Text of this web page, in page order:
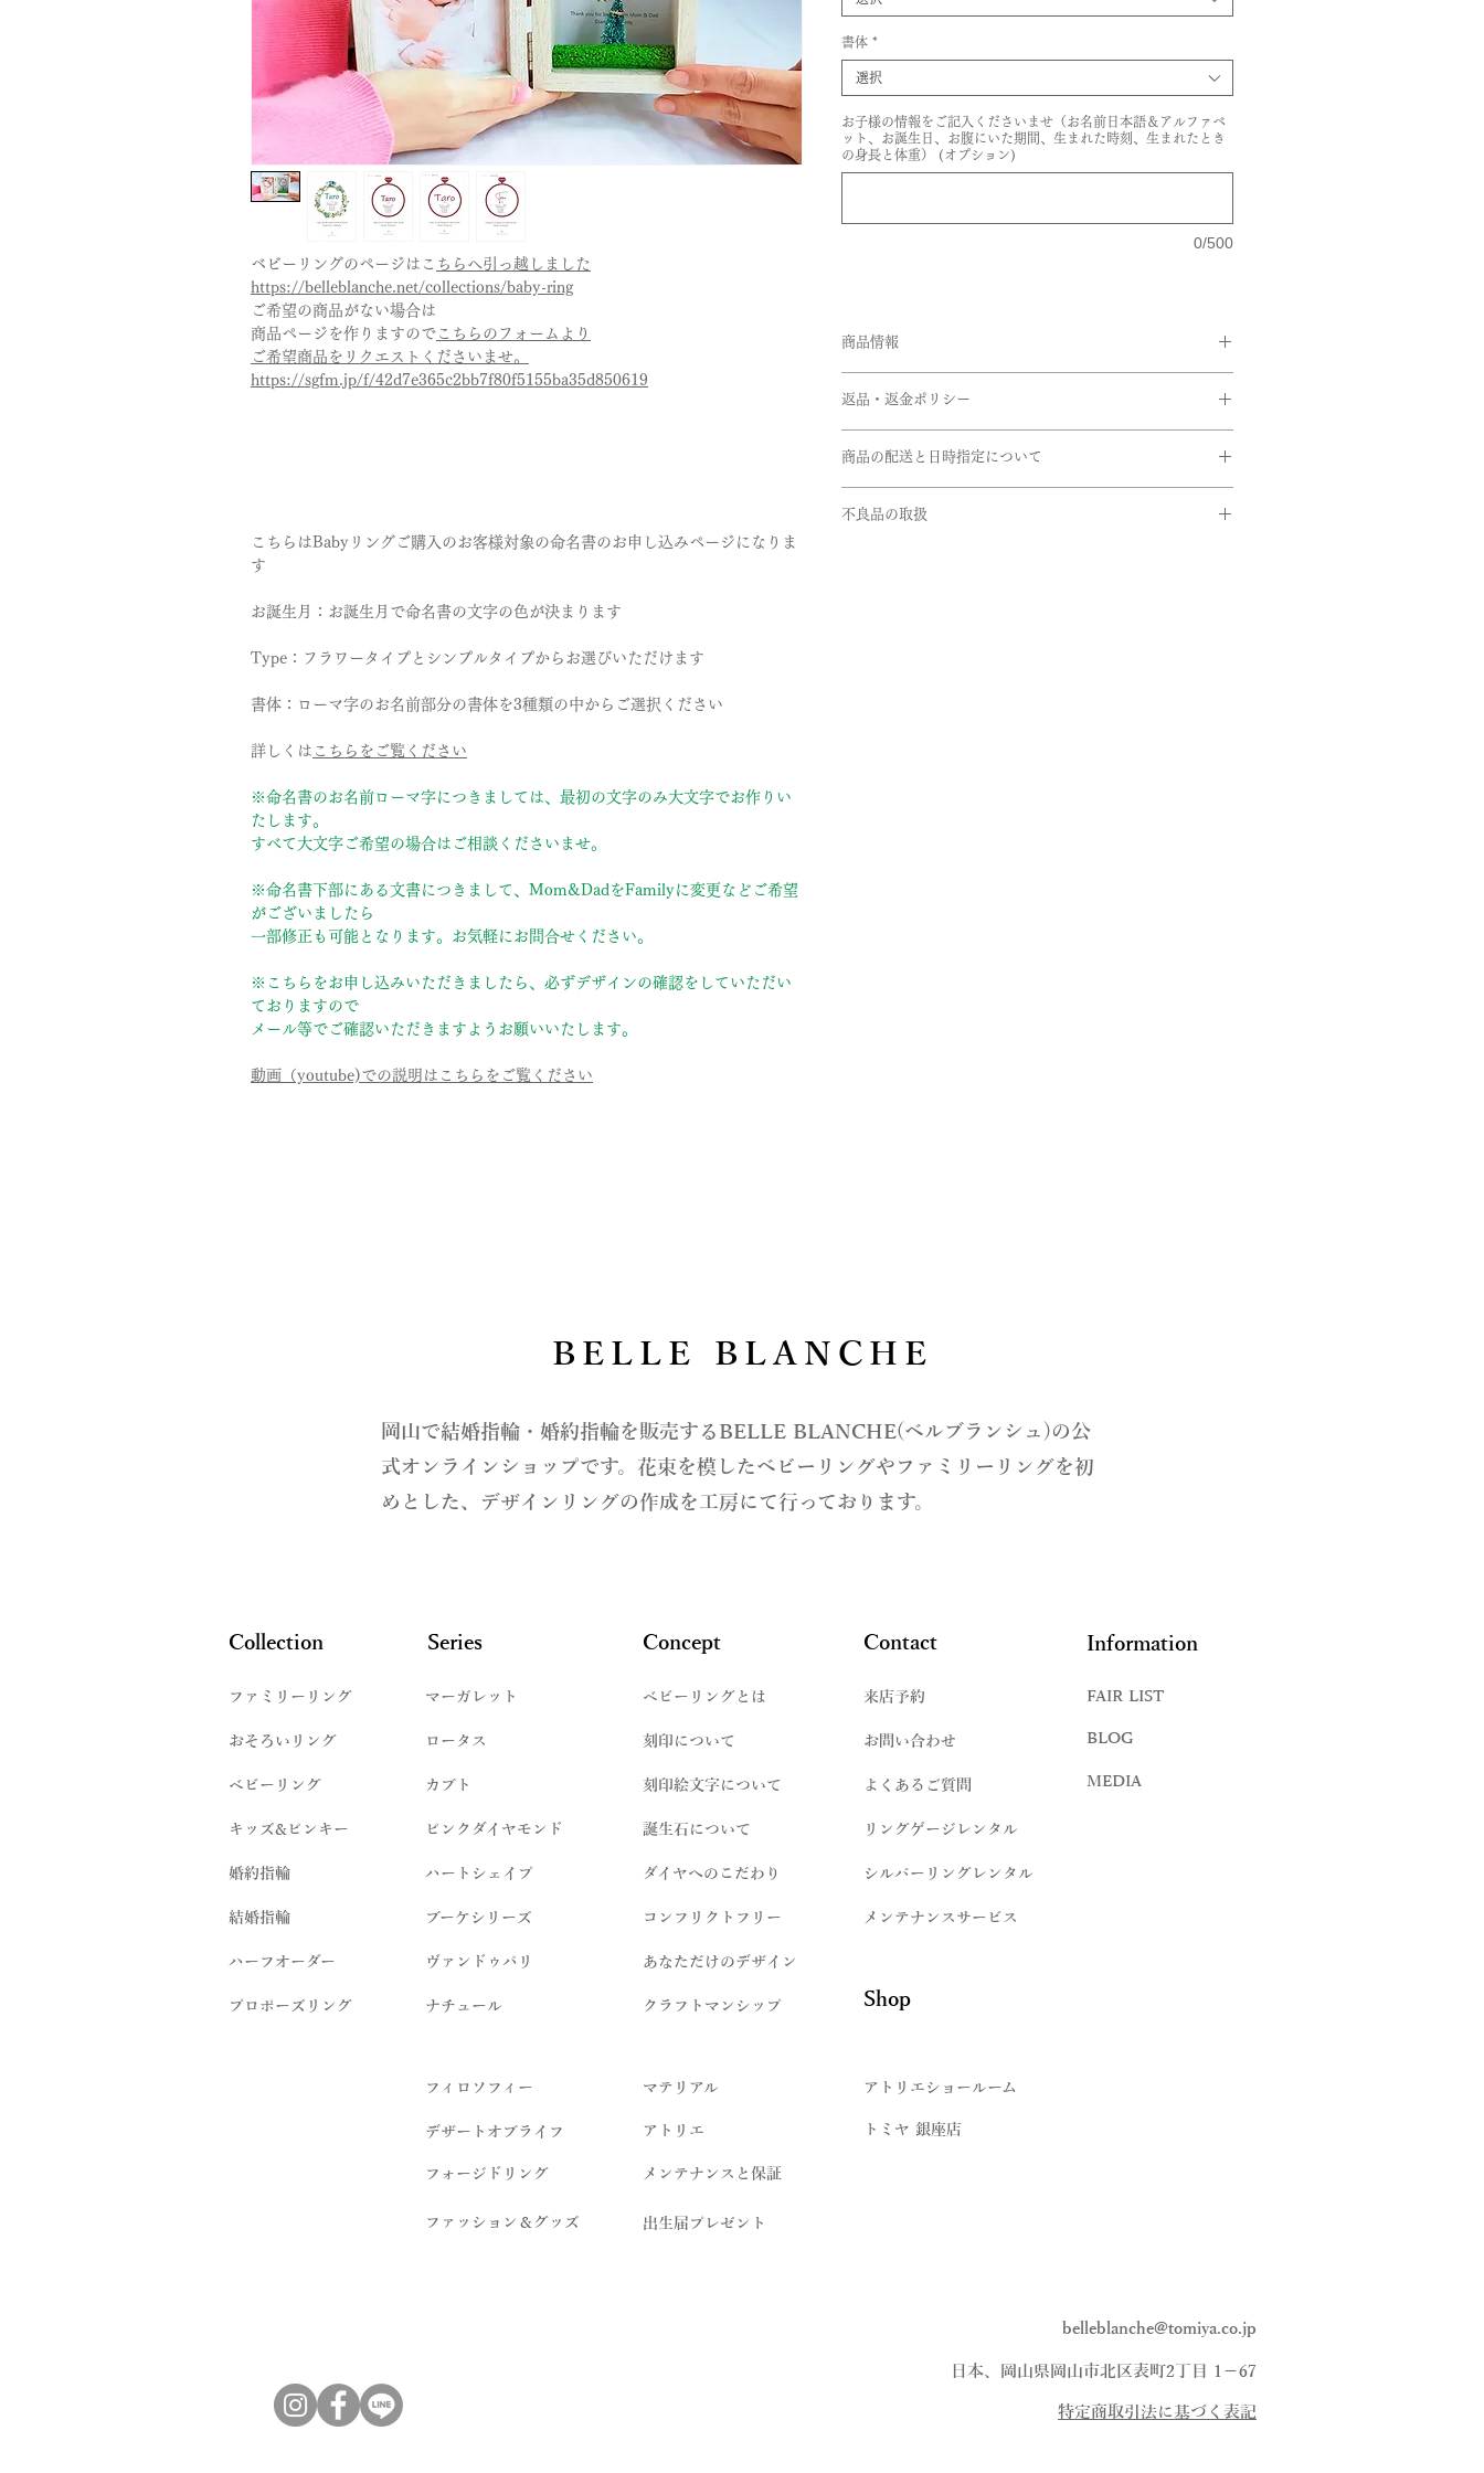
ベビーリングのページはこ ちらへ引っ越しました
https://belleblanche.net/collections/baby-ring
ご希望の商品がない場合は
商品ページを作りますので こちらのフォームより
ご希望商品をリクエストくださいませ。
https://sgfm.jp/f/42d7e365c2bb7f80f5155ba35d850619
こちらはBabyリングご購入のお客様対象の命名書のお申し込みページになりま
す
お誕生月：お誕生月で命名書の文字の色が決まります
Type：フラワータイプとシンプルタイプからお選びいただけます
書体：ローマ字のお名前部分の書体を3種類の中からご選択ください
詳しくは こちらをご覧ください
※命名書のお名前ローマ字につきましては、最初の文字のみ大文字でお作りい
たします。
すべて大文字ご希望の場合はご相談くださいませ。
※命名書下部にある文書につきまして、Mom&DadをFamilyに変更などご希望
がございましたら
一部修正も可能となります。お気軽にお問合せください。
※こちらをお申し込みいただきましたら、必ずデザインの確認をしていただい
ておりますので
メール等でご確認いただきますようお願いいたします。
動画（youtube)での説明はこちらをご覧ください
書体 *
選択
お子様の情報をご記入くださいませ（お名前日本語＆アルファベ
ット、お誕生日、お腹にいた期間、生まれた時刻、生まれたとき
の身長と体重） (オプション)
0/500
商品情報
返品・返金ポリシー
商品の配送と日時指定について
ます。10日以降のご希望の日程をご連絡お願いいたしま
不良品の取扱
BELLE BLANCHE
​岡山で結婚指輪・婚約指輪を販売するBELLE BLANCHE(ベルブランシュ)の公
式オンラインショップです。花束を模したベビーリングやファミリーリングを初
めとした、デザインリングの作成を工房にて行っております。
Collection
ファミリーリング
​おそろいリング
ベビーリング
キッズ&ピンキー
婚約指輪
結婚指輪
​ハーフオーダー
プロポーズリング
Series
マーガレット
ロータス
カブト
ピンクダイヤモンド
ハートシェイプ
ブーケシリーズ
ヴァンドゥパリ
​ナチュール
Concept
​ベビーリングとは
刻印について
刻印絵文字について
誕生石について
ダイヤへのこだわり
コンフリクトフリー
​あなただけのデザイン
クラフトマンシップ
フィロソフィー
デザートオブライフ
フォージドリング
ファッション＆グッズ
マテリアル
アトリエ
メンテナンスと保証
出生届プレゼント
Contact
来店予約
お問い合わせ
よくあるご質問
リングゲージレンタル
シルバーリングレンタル
メンテナンスサービス
Shop
アトリエショールーム
トミヤ 銀座店
Information
FAIR LIST
BLOG
MEDIA
belleblanche@tomiya.co.jp
日本、岡山県岡山市北区表町2丁目 1−67
​特定商取引法に基づく表記